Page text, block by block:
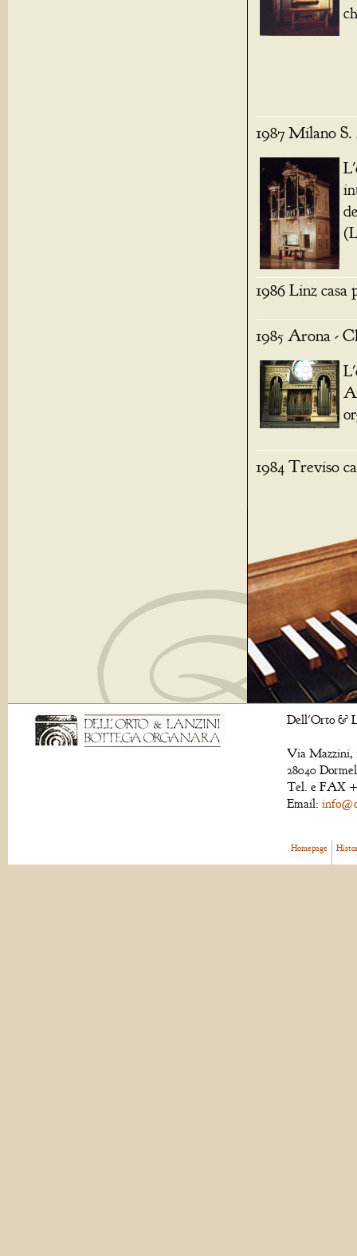
1987 Milano
1986 Linz casa
1985 Arona -
1984 Treviso
Dell'Orto &
Via Mazzini,
28040
Tel. e FAX
Email:
Homepage